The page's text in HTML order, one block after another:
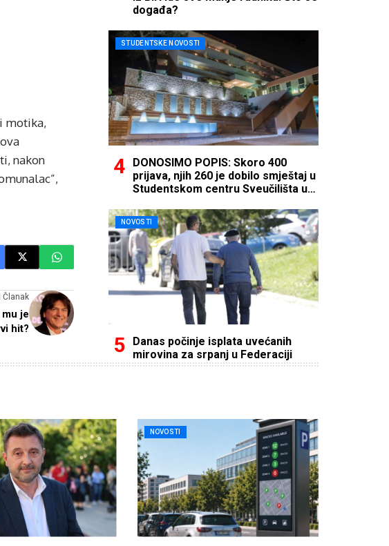
motika,
nakon
Članak
je
hit?
događa?
STUDENTSKE NOVOSTI
DONOSIMO POPIS: Skoro 400
prijava, njih 260 je dobilo smještaj u
Studentskom centru Sveučilišta u
NOVOSTI
Danas počinje isplata uvećanih
mirovina za srpanj u Federaciji
NOVOSTI